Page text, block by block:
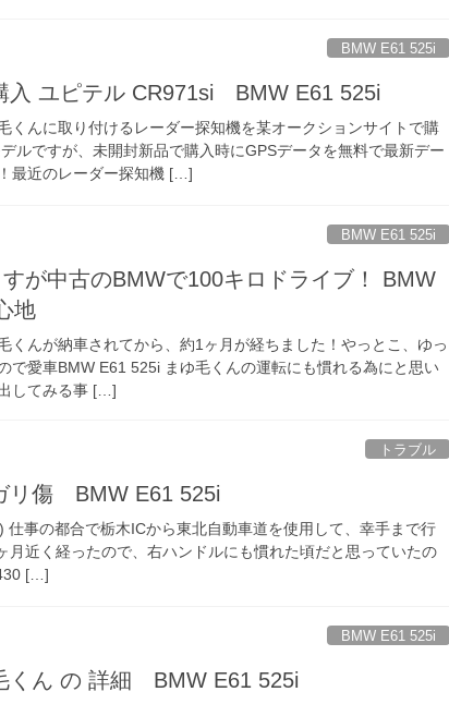
BMW E61 525i
入 ユピテル CR971si BMW E61 525i
くんに取り付けるレーダー探知機を某オークションサイトで購
ルですが、未開封新品で購入時にGPSデータを無料で最新デー
最近のレーダー探知機 […]
BMW E61 525i
が中古のBMWで100キロドライブ！ BMW
地
くんが納車されてから、約1ヶ月が経ちました！やっとこ、ゆっ
で愛車BMW E61 525i まゆ毛くんの運転にも慣れる為にと思い
してみる事 […]
トラブル
リ傷 BMW E61 525i
事の都合で栃木ICから東北自動車道を使用して、幸手まで行
近く経ったので、右ハンドルにも慣れた頃だと思っていたの
[…]
BMW E61 525i
くん の 詳細 BMW E61 525i